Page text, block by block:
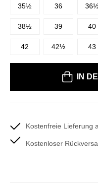
35½ 36
38½ 39 40
42 42½ 43
IN
Kostenfreie Lieferung
Kostenloser